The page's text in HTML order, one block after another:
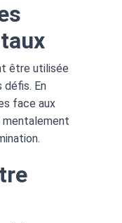
être utilisée
défis. En
face aux
mentalement